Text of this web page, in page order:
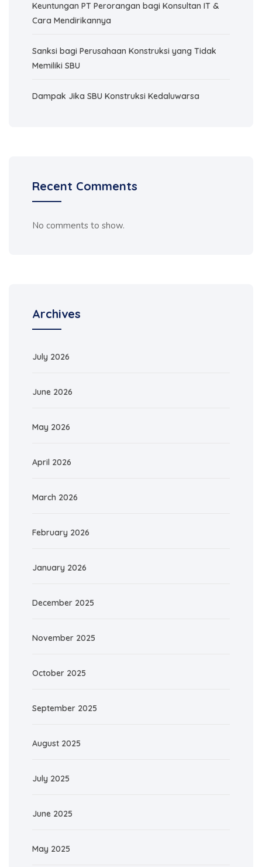
Keuntungan PT Perorangan bagi Konsultan IT &
Cara Mendirikannya
Sanksi bagi Perusahaan Konstruksi yang Tidak
Memiliki SBU
Dampak Jika SBU Konstruksi Kedaluwarsa
Recent Comments
No comments to show.
Archives
July 2026
June 2026
May 2026
April 2026
March 2026
February 2026
January 2026
December 2025
November 2025
October 2025
September 2025
August 2025
July 2025
June 2025
May 2025